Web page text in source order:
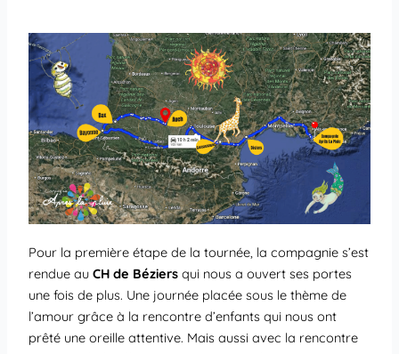
Pour la première étape de la tournée, la compagnie s’est
rendue auCH de Béziers qui nous a ouvert ses portes
une fois de plus. Une journée placée sous le thème de
l’amour grâce à la rencontre d’enfants qui nous ont
prêté une oreille attentive. Mais aussi avec la rencontre